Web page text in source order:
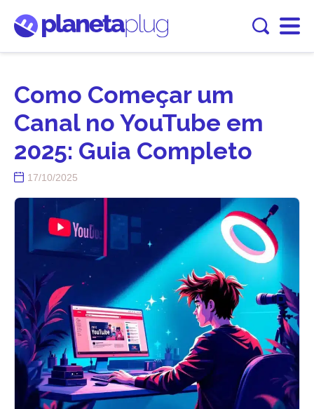
Como Começar um
Canal no YouTube em
2025: Guia Completo
17/10/2025